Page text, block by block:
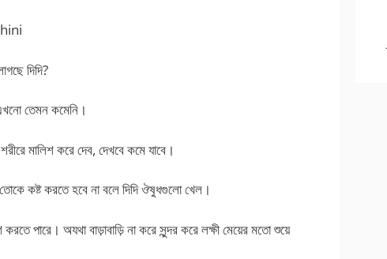
দিদি?
তেমন কমেনি।
মালিশ করে দেব, দেখবে কমে যাবে।
কষ্ট করতে হবে না বলে দিদি ঔষুধগুলো খেল।
পারে। অযথা বাড়াবাড়ি না করে সুন্দর করে লক্ষী মেয়ের মতো শুয়ে